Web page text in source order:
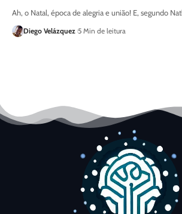
Ah, o Natal, época de alegria e união! E, segundo
Diego Velázquez 5 Min de leitura